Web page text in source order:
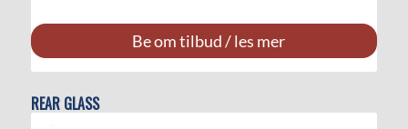
Be om tilbud / les mer
REAR GLASS